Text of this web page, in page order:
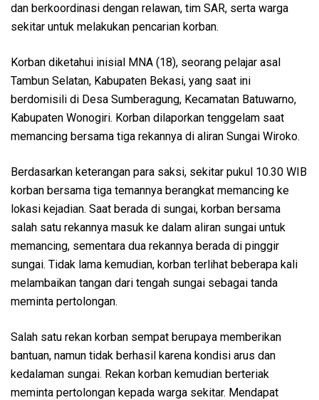
dan berkoordinasi dengan relawan, tim SAR, serta warga
sekitar untuk melakukan pencarian korban.
Korban diketahui inisial MNA (18), seorang pelajar asal
Tambun Selatan, Kabupaten Bekasi, yang saat ini
berdomisili di Desa Sumberagung, Kecamatan Batuwarno,
Kabupaten Wonogiri. Korban dilaporkan tenggelam saat
memancing bersama tiga rekannya di aliran Sungai Wiroko.
Berdasarkan keterangan para saksi, sekitar pukul 10.30 WIB
korban bersama tiga temannya berangkat memancing ke
lokasi kejadian. Saat berada di sungai, korban bersama
salah satu rekannya masuk ke dalam aliran sungai untuk
memancing, sementara dua rekannya berada di pinggir
sungai. Tidak lama kemudian, korban terlihat beberapa kali
melambaikan tangan dari tengah sungai sebagai tanda
meminta pertolongan.
Salah satu rekan korban sempat berupaya memberikan
bantuan, namun tidak berhasil karena kondisi arus dan
kedalaman sungai. Rekan korban kemudian berteriak
meminta pertolongan kepada warga sekitar. Mendapat